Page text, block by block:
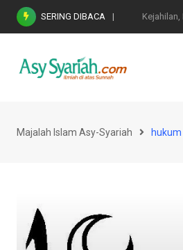
Skip
SERING DIBACA Nasihat
Majalah Islam Asy-Syariah